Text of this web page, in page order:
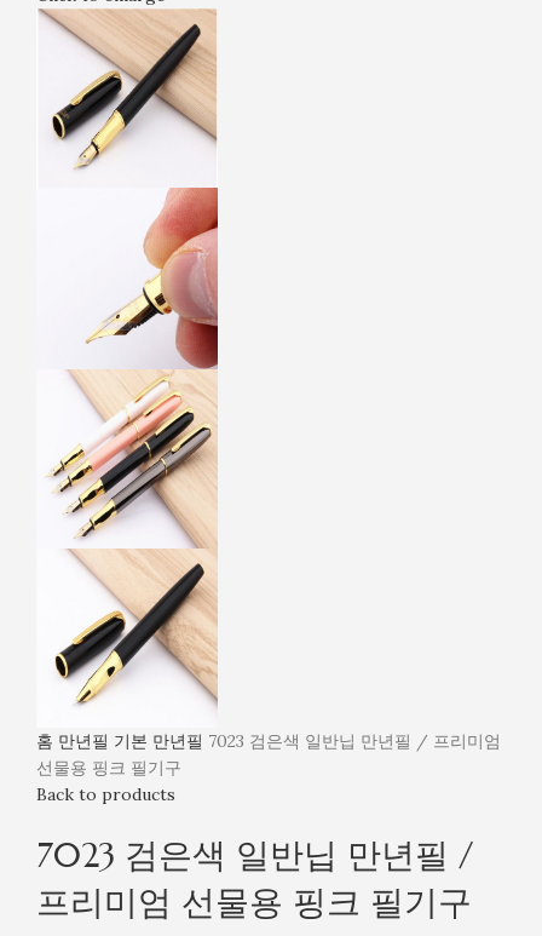
홈 만년필 기본 만년필 7023 검은색 일반닙 만년필 / 프리미엄
선물용 핑크 필기구
Back to products
7023 검은색 일반닙 만년필 /
프리미엄 선물용 핑크 필기구